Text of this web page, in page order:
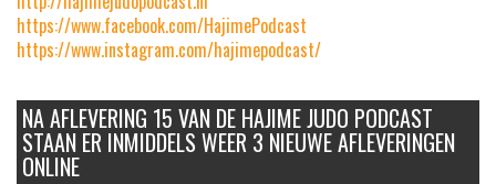
https://www.facebook.com/HajimePodcast
https://www.instagram.com/hajimepodcast/
NA AFLEVERING 15 VAN DE HAJIME JUDO PODCAST
STAAN ER INMIDDELS WEER 3 NIEUWE AFLEVERINGEN
ONLINE